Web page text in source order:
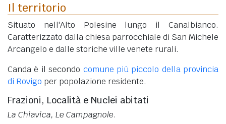
Il territorio
Situato nell'Alto Polesine lungo il Canalbianco.
Caratterizzato dalla chiesa parrocchiale di San Michele
Arcangelo e dalle storiche ville venete rurali.
Canda è il secondo comune più piccolo della provincia
di Rovigo per popolazione residente.
Frazioni, Località e Nuclei abitati
La Chiavica, Le Campagnole.